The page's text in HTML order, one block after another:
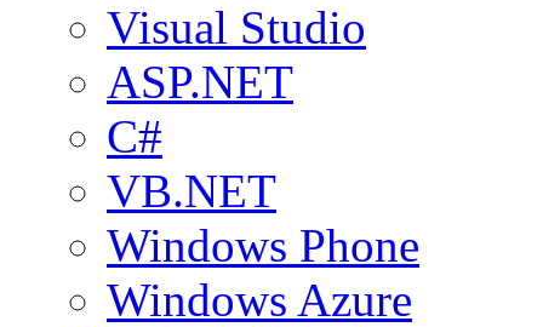
Visual Studio
ASP.NET
C#
VB.NET
Windows Phone
Windows Azure